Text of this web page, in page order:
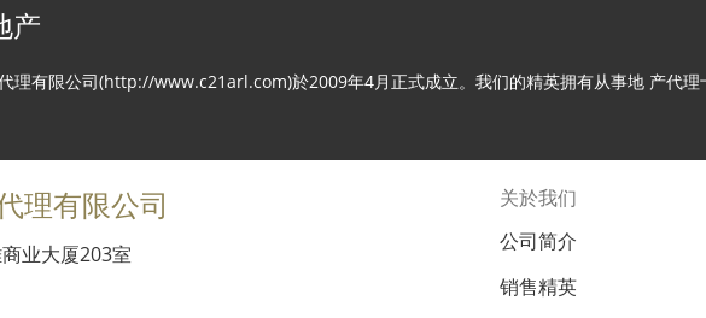
产
理有限公司(http://www.c21arl.com)於2009年4月正式成立。我们的精英拥有从事地 产代
理有限公司
业大厦203室
关於我们
公司简介
销售精英